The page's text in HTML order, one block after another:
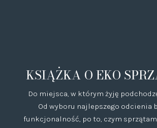
KSIĄŻKA O EKO
Do miejsca, w którym żyję
Od wyboru najlepszego odcienia
funkcjonalność, po to, czym